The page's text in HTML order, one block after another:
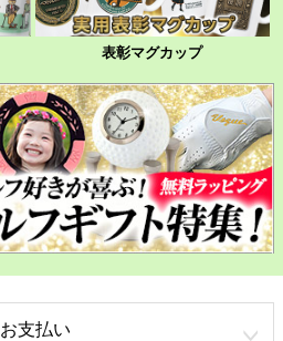
表彰マグカップ
お支払い